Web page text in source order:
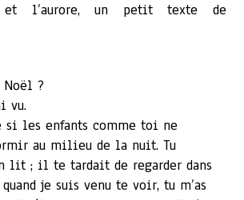
l’aurore, un petit texte de
Noël ?
vu.
si les enfants comme toi ne
au milieu de la nuit. Tu
lit ; il te tardait de regarder dans
je suis venu te voir, tu m’as